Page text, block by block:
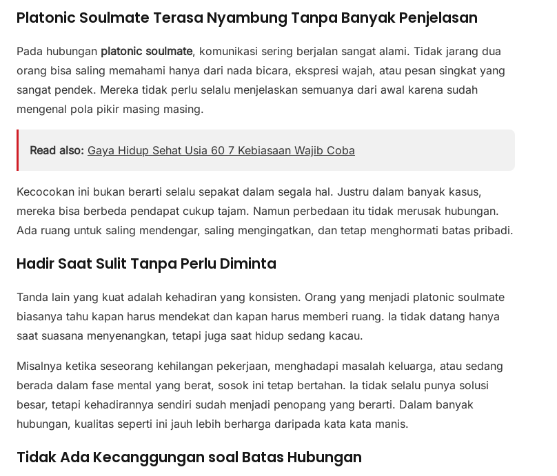
Platonic Soulmate Terasa Nyambung Tanpa Banyak Penjelasan
Pada hubungan platonic soulmate, komunikasi sering berjalan sangat alami. Tidak jarang dua
orang bisa saling memahami hanya dari nada bicara, ekspresi wajah, atau pesan singkat yang
sangat pendek. Mereka tidak perlu selalu menjelaskan semuanya dari awal karena sudah
mengenal pola pikir masing masing.
Read also: Gaya Hidup Sehat Usia 60 7 Kebiasaan Wajib Coba
Kecocokan ini bukan berarti selalu sepakat dalam segala hal. Justru dalam banyak kasus,
mereka bisa berbeda pendapat cukup tajam. Namun perbedaan itu tidak merusak hubungan.
Ada ruang untuk saling mendengar, saling mengingatkan, dan tetap menghormati batas pribadi.
Hadir Saat Sulit Tanpa Perlu Diminta
Tanda lain yang kuat adalah kehadiran yang konsisten. Orang yang menjadi platonic soulmate
biasanya tahu kapan harus mendekat dan kapan harus memberi ruang. Ia tidak datang hanya
saat suasana menyenangkan, tetapi juga saat hidup sedang kacau.
Misalnya ketika seseorang kehilangan pekerjaan, menghadapi masalah keluarga, atau sedang
berada dalam fase mental yang berat, sosok ini tetap bertahan. Ia tidak selalu punya solusi
besar, tetapi kehadirannya sendiri sudah menjadi penopang yang berarti. Dalam banyak
hubungan, kualitas seperti ini jauh lebih berharga daripada kata kata manis.
Tidak Ada Kecanggungan soal Batas Hubungan